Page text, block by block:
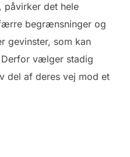
påvirker det hele
begrænsninger og
gevinster, som kan
vælger stadig
del af deres vej mod et